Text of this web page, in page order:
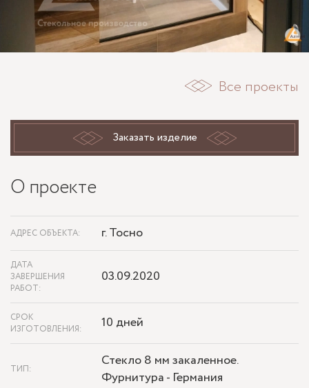
Все проекты
Заказать изделие
О проекте
АДРЕС ОБЪЕКТА: г. Тосно
ДАТА
ЗАВЕРШЕНИЯ
РАБОТ:
03.09.2020
СРОК
ИЗГОТОВЛЕНИЯ:
10 дней
ТИП:
Стекло 8 мм закаленное.
Фурнитура - Германия